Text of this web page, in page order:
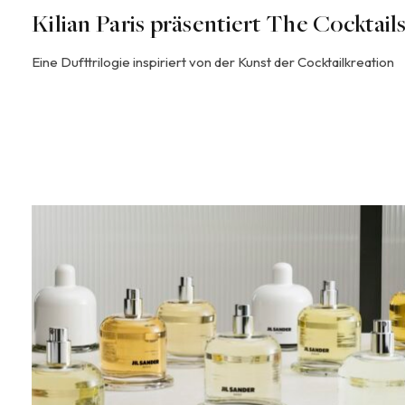
Kilian Paris präsentiert The
Eine Dufttrilogie inspiriert von der Kunst der Cocktailkreation